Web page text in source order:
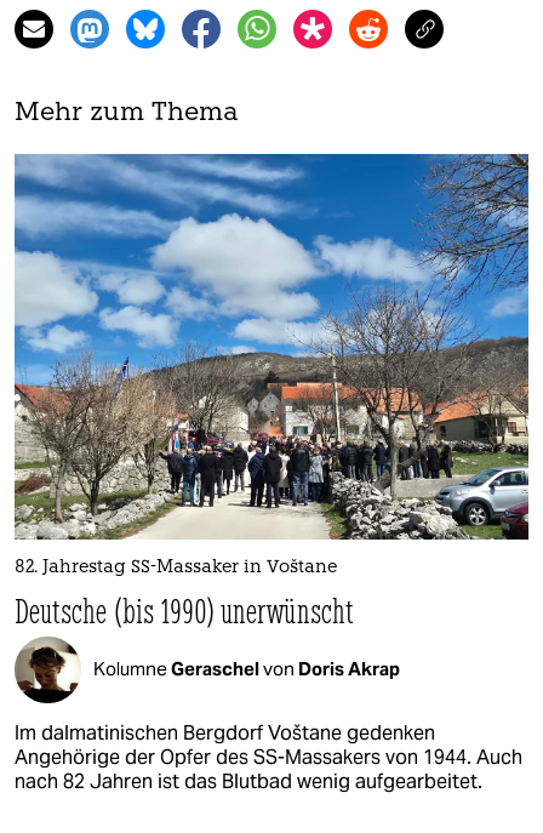
Mehr zum Thema
82. Jahrestag SS-Massaker in Voštane
Deutsche (bis 1990) unerwünscht
KolumneGeraschelvon Doris Akrap
Im dalmatinischen Bergdorf Voštane gedenken
Angehörige der Opfer des SS-Massakers von 1944. Auch
nach 82 Jahren ist das Blutbad wenig aufgearbeitet.